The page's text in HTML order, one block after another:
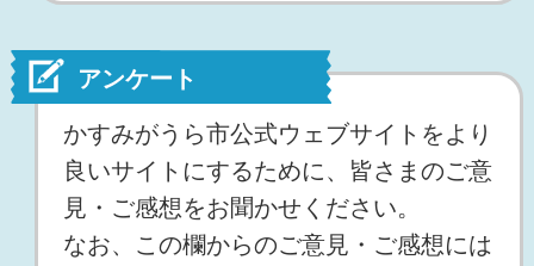
アンケート
かすみがうら市公式ウェブサイトをより
良いサイトにするために、皆さまのご意
見・ご感想をお聞かせください。
なお、この欄からのご意見・ご感想には